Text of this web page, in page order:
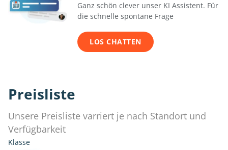
Ganz schön clever unser KI Assistent. Für
die schnelle spontane Frage
LOS CHATTEN
Preisliste
Unsere Preisliste varriert je nach Standort und
Verfügbarkeit
Klasse